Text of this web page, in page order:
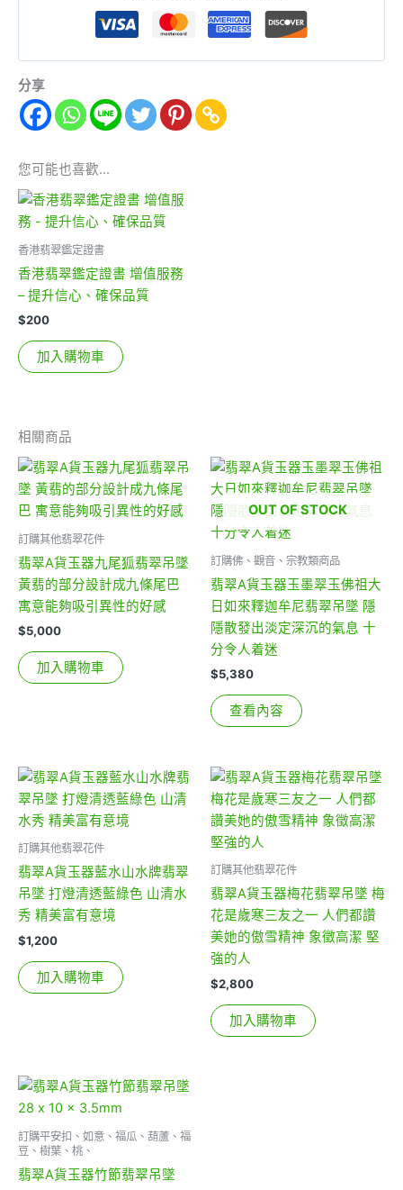
分享
您可能也喜歡…
香港翡翠鑑定證書
香港翡翠鑑定證書 增值服務
– 提升信心、確保品質
$200
加入購物車
相關商品
訂購其他翡翠花件
翡翠A貨玉器九尾狐翡翠吊墜
黃翡的部分設計成九條尾巴
寓意能夠吸引異性的好感
$5,000
加入購物車
OUT OF STOCK
訂購佛、觀音、宗教類商品
翡翠A貨玉器玉墨翠玉佛祖大
日如來釋迦牟尼翡翠吊墜 隱
隱散發出淡定深沉的氣息 十
分令人着迷
$5,380
查看內容
訂購其他翡翠花件
翡翠A貨玉器藍水山水牌翡翠
吊墜 打燈清透藍綠色 山清水
秀 精美富有意境
$1,200
加入購物車
訂購其他翡翠花件
翡翠A貨玉器梅花翡翠吊墜 梅
花是歲寒三友之一 人們都讚
美她的傲雪精神 象徵高潔 堅
強的人
$2,800
加入購物車
訂購平安扣、如意、福瓜、葫蘆、福
豆、樹葉、桃、
翡翠A貨玉器竹節翡翠吊墜